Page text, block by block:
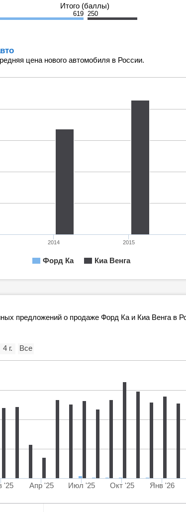
Итого (баллы)
619 250
цена нового автомобиля в России.
Форд Ка Киа Венга
2014 2015
предложений о продаже Форд Ка и Киа Венга в
'25 Апр '25 Июл '25 Окт '25 Янв '26
4 г. Все